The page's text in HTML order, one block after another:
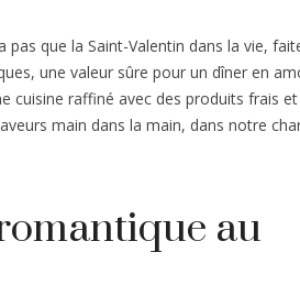
pas que la Saint-Valentin dans la vie,
une valeur sûre pour un dîner en
cuisine raffiné avec des produits frais
main dans la main, dans notre
au